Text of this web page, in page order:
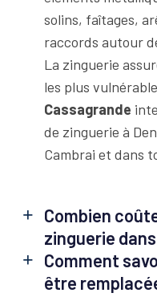
solins, faîtages,
raccords autour
La zinguerie
les plus
Cassagrande
de zinguerie à
Cambrai et dans
Combien
zinguerie
Comment
être